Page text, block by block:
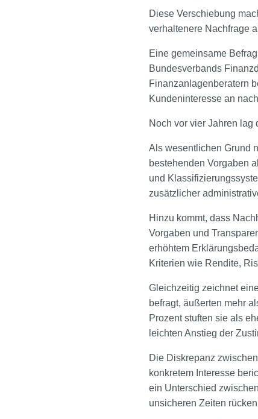
Diese Verschiebung
verhaltenere Nachfrage
Eine gemeinsame
Bundesverbands
Finanzanlagenberatern
Kundeninteresse an
Noch vor vier Jahren lag
Als wesentlichen Grund
bestehenden Vorgaben
und
zusätzlicher
Hinzu kommt, dass
Vorgaben und
erhöhtem
Kriterien wie Rendite,
Gleichzeitig zeichnet
befragt, äußerten mehr
Prozent stuften sie als
leichten Anstieg der
Die Diskrepanz
konkretem Interesse
ein Unterschied
unsicheren Zeiten